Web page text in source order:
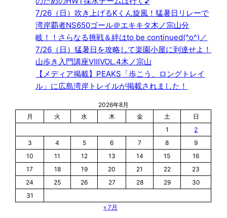
7/26（日）吹き上げるKくん旋風！猛暑日リレーで
湾岸覇者NS650ゴール＠エキキタ木ノ宗山分
岐！！さらなる挑戦＆絆はto be continued(^o^)／
7/26（日）猛暑日を攻略して楽園小屋に到達せよ！
山歩き入門講座ⅧVOL.4木ノ宗山
【メディア掲載】PEAKS「歩こう、ロングトレイ
ル」に広島湾岸トレイルが掲載されました！
2026年8月
月
火 水 木 金 土
日
1
2
3
4 5 6 7 8
9
10
11 12 13 14 15
16
17
18 19 20 21 22
23
24
25 26 27 28 29
30
31
« 7月